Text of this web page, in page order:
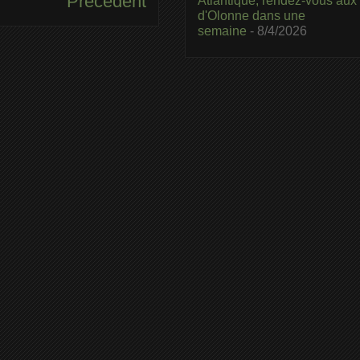
d'Olonne dans une
semaine - 8/4/2026